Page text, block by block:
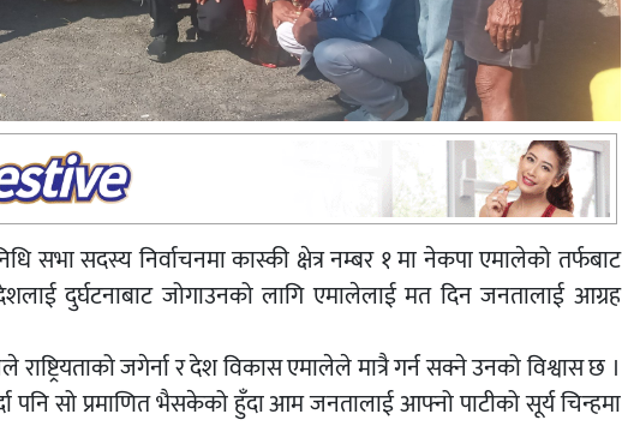
सभा सदस्य निर्वाचनमा कास्की क्षेत्र नम्बर १ मा नेकपा एमालेको तर्फबाट
दुर्घटनाबाट जोगाउनको लागि एमालेलाई मत दिन जनतालाई आग्रह
राष्ट्रियताको जगेर्ना र देश विकास एमालेले मात्रै गर्न सक्ने उनको विश्वास छ ।
पनि सो प्रमाणित भैसकेको हुँदा आम जनतालाई आफ्नो पाटीको सूर्य चिन्हमा